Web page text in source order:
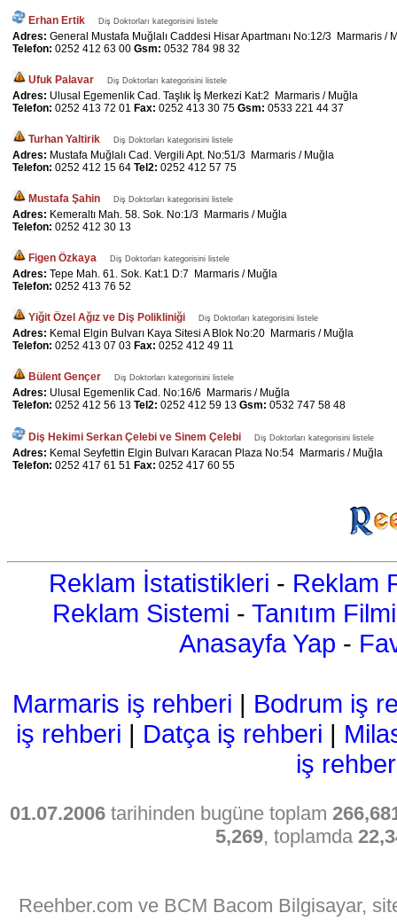
Erhan Ertik Diş Doktorları kategorisini listele
Adres: General Mustafa Muğlalı Caddesi Hisar Apartmanı No:12/3 Marmaris /
Telefon: 0252 412 63 00 Gsm: 0532 784 98 32
Ufuk Palavar Diş Doktorları kategorisini listele
Adres: Ulusal Egemenlik Cad. Taşlık İş Merkezi Kat:2 Marmaris / Muğla
Telefon: 0252 413 72 01 Fax: 0252 413 30 75 Gsm: 0533 221 44 37
Turhan Yaltirik Diş Doktorları kategorisini listele
Adres: Mustafa Muğlalı Cad. Vergili Apt. No:51/3 Marmaris / Muğla
Telefon: 0252 412 15 64 Tel2: 0252 412 57 75
Mustafa Şahin Diş Doktorları kategorisini listele
Adres: Kemeraltı Mah. 58. Sok. No:1/3 Marmaris / Muğla
Telefon: 0252 412 30 13
Figen Özkaya Diş Doktorları kategorisini listele
Adres: Tepe Mah. 61. Sok. Kat:1 D:7 Marmaris / Muğla
Telefon: 0252 413 76 52
Yiğit Özel Ağız ve Diş Polikliniği Diş Doktorları kategorisini listele
Adres: Kemal Elgin Bulvarı Kaya Sitesi A Blok No:20 Marmaris / Muğla
Telefon: 0252 413 07 03 Fax: 0252 412 49 11
Bülent Gençer Diş Doktorları kategorisini listele
Adres: Ulusal Egemenlik Cad. No:16/6 Marmaris / Muğla
Telefon: 0252 412 56 13 Tel2: 0252 412 59 13 Gsm: 0532 747 58 48
Diş Hekimi Serkan Çelebi ve Sinem Çelebi Diş Doktorları kategorisini listele
Adres: Kemal Seyfettin Elgin Bulvarı Karacan Plaza No:54 Marmaris / Muğla
Telefon: 0252 417 61 51 Fax: 0252 417 60 55
Reklam İstatistikleri - Reklam
Reklam Sistemi - Tanıtım Filmi
Anasayfa Yap -
Marmaris iş rehberi | Bodrum iş
iş rehberi | Datça iş rehberi |
iş
01.07.2006 tarihinden bugüne toplam
5,269, toplamda
Reehber.com ve BCM Bacom Bilgisayar,